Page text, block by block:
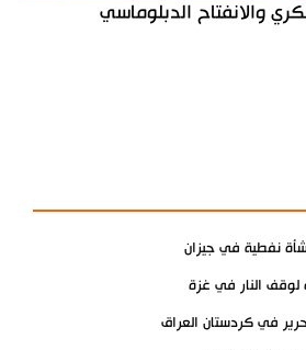
والانفتاح الدبلوماسي
نفطية في جيزان
النار في غزة
في كردستان العراق